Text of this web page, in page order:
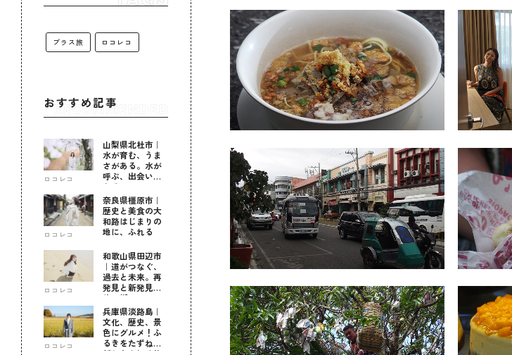
プラス旅 ロコレコ
おすすめ記事
ロコレコ
山梨県北杜市｜
水が育む、うま
さがある。水が
呼ぶ、出会いが
ある。
ロコレコ
奈良県橿原市｜
歴史と美食の大
和路はじまりの
地に、ふれる
ロコレコ
和歌山県田辺市
｜道がつなぐ、
過去と未来。再
発見と新発見の
待つ街へ
ロコレコ
兵庫県淡路島｜
文化、歴史、景
色にグルメ！ふ
るきをたずねて